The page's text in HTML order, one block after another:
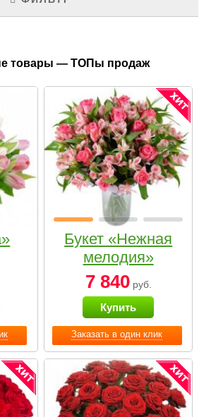
товары — ТОПы продаж
Заказать в один клик
Букет «Нежная
мелодия»
7 840руб.
Купить